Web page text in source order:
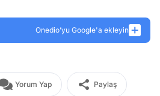
Onedio’yu Google'a ekleyin
Yorum Yap Paylaş